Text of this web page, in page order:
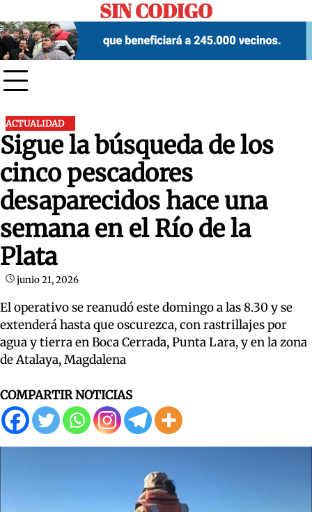
to
content
SIN CODIGO
ACTUALIDAD
Sigue la búsqueda de los
cinco pescadores
desaparecidos hace una
semana en el Río de la
Plata
junio 21, 2026
El operativo se reanudó este domingo a las 8.30 y se
extenderá hasta que oscurezca, con rastrillajes por
agua y tierra en Boca Cerrada, Punta Lara, y en la zona
de Atalaya, Magdalena
COMPARTIR NOTICIAS